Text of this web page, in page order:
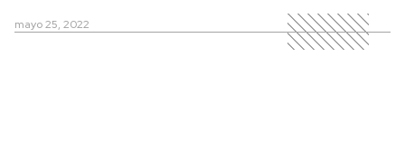
mayo 25, 2022